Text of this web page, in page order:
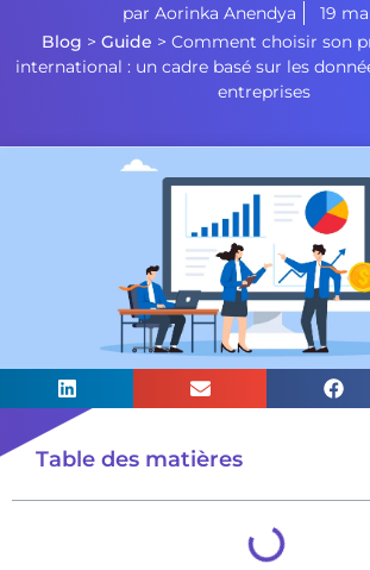
par Aorinka Anendya
19
Blog > Guide > Comment choisir son
international : un cadre basé sur les
entreprises
Table des matières